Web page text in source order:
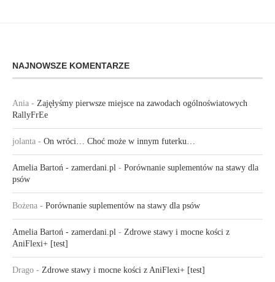
NAJNOWSZE KOMENTARZE
Ania - Zajęłyśmy pierwsze miejsce na zawodach ogólnoświatowych
RallyFrEe
jolanta - On wróci… Choć może w innym futerku…
Amelia Bartoń - zamerdani.pl - Porównanie suplementów na stawy dla
psów
Bożena - Porównanie suplementów na stawy dla psów
Amelia Bartoń - zamerdani.pl - Zdrowe stawy i mocne kości z
AniFlexi+ [test]
Drago - Zdrowe stawy i mocne kości z AniFlexi+ [test]